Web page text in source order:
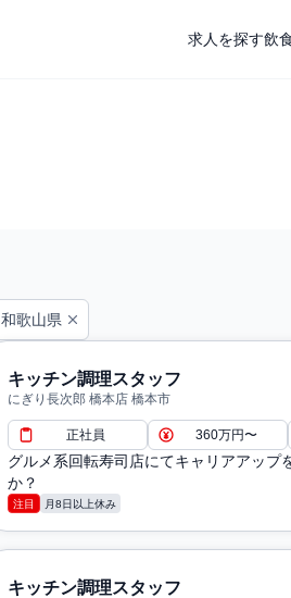
求人を探す飲
和歌山県
キッチン調理スタッフ
にぎり長次郎 橋本店 橋本市
正社員 360万円〜
グルメ系回転寿司店にてキャリアアップ
か？
注目 月8日以上休み
キッチン調理スタッフ